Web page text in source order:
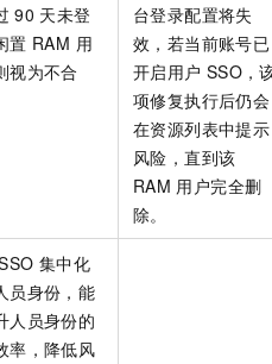
90 天未登
置 RAM 用
视为不合
台登录配置将失
效，若当前账号已
开启用户 SSO，
项修复执行后仍会
在资源列表中提示
风险，直到该
RAM 用户完全删
除。
集中化
员身份，能
人员身份的
率，降低风